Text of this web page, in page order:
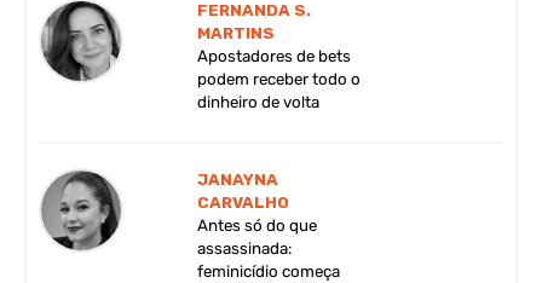
FERNANDA S.
MARTINS
Apostadores de bets
podem receber todo o
dinheiro de volta
JANAYNA
CARVALHO
Antes só do que
assassinada:
feminicídio começa